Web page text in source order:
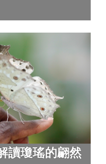
讀瓊瑤的翩然